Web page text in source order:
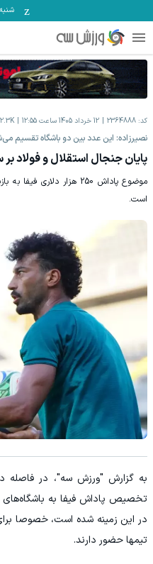
شنبه ۱۷ مرداد
کد: 2364888 12 خرداد 1405 ساعت 12:55
نصیرزاده: این عدد بین دو باشگاه تقسیم
پایان جنجال استقلال و فولاد
موضوع پاداش 250 هزار
است.
به گزارش "ورزش سه"، در فاصله
تخصیص پاداش فیفا به باشگاه‌های
در این زمینه شده است، خصوصا
تیمها حضور دارند.